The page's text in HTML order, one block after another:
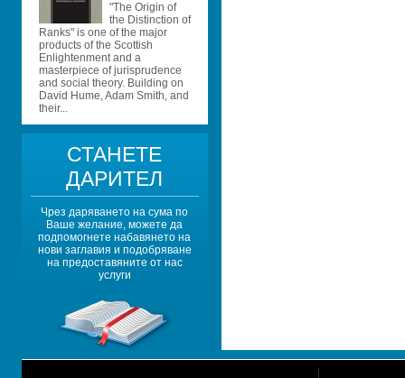
"The Origin of
the Distinction of
Ranks" is one of the major
products of the Scottish
Enlightenment and a
masterpiece of jurisprudence
and social theory. Building on
David Hume, Adam Smith, and
their...
СТАНЕТЕ
ДАРИТЕЛ
Чрез даряването на сума по
Ваше желание, можете да
подпомогнете набавянето на
нови заглавия и подобряване
на предоставяните от нас
услуги